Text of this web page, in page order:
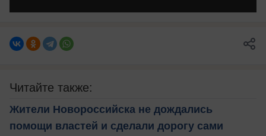
Читайте также:
Жители Новороссийска не дождались
помощи властей и сделали дорогу сами